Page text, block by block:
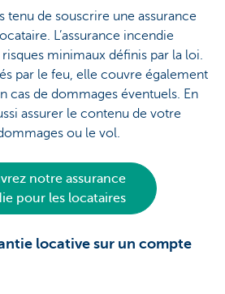
tenu de souscrire une assurance
L’assurance incendie
minimaux définis par la loi.
par le feu, elle couvre également
cas de dommages éventuels. En
assurer le contenu de votre
ou le vol.
notre assurance
pour les locataires
locative sur un compte